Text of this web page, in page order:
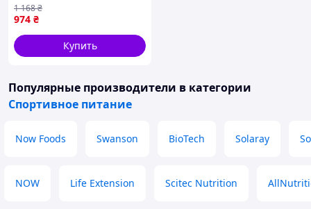
974 ₴
1 168₴
Купить
Популярные производители в категории
Спортивное питание
Now Foods Swanson BioTech Solaray
NOW Life Extension Scitec Nutrition